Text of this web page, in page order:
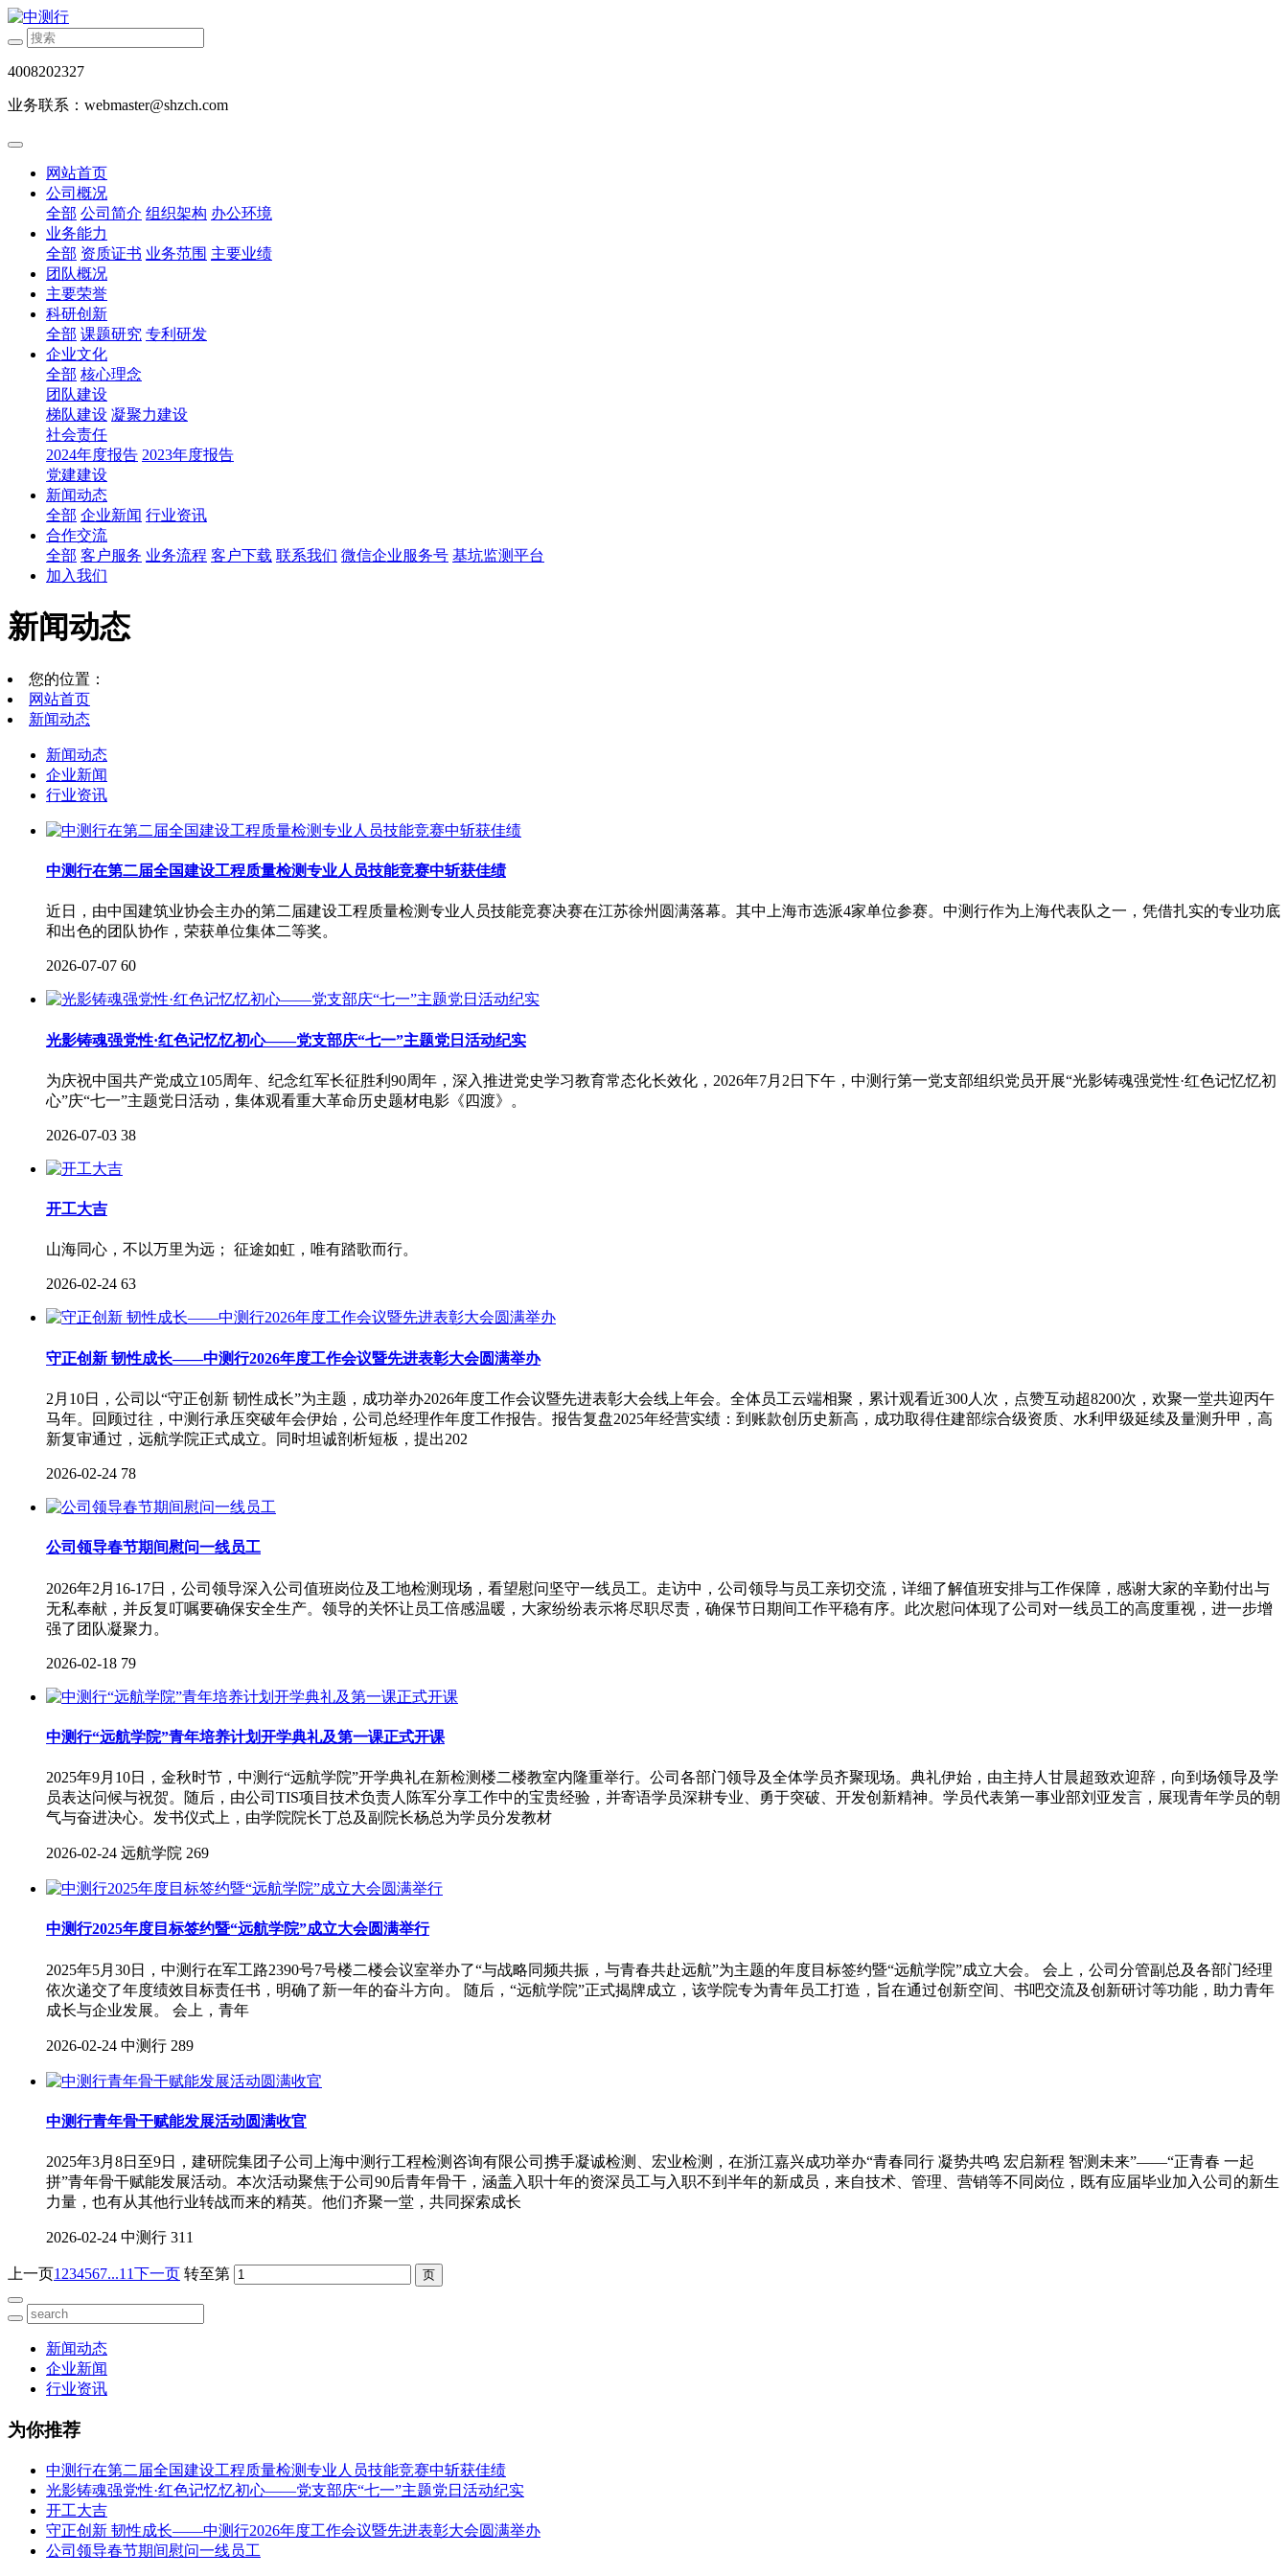
4008202327
业务联系：webmaster@shzch.com
网站首页
公司概况
全部 公司简介 组织架构 办公环境
业务能力
全部 资质证书 业务范围 主要业绩
团队概况
主要荣誉
科研创新
全部 课题研究 专利研发
企业文化
全部 核心理念
团队建设
梯队建设 凝聚力建设
社会责任
2024年度报告 2023年度报告
党建建设
新闻动态
全部 企业新闻 行业资讯
合作交流
全部 客户服务 业务流程 客户下载 联系我们 微信企业服务号 基坑监测平台
加入我们
新闻动态
您的位置：
网站首页
新闻动态
新闻动态
企业新闻
行业资讯
中测行在第二届全国建设工程质量检测专业人员技能竞赛中斩获佳绩
近日，由中国建筑业协会主办的第二届建设工程质量检测专业人员技能竞赛决赛在江苏徐州圆满落幕。其中上海市选派4家单位参赛。中测行作为上海代表队之一，凭借扎实的专业功底
和出色的团队协作，荣获单位集体二等奖。
2026-07-07 60
光影铸魂强党性·红色记忆忆初心——党支部庆“七一”主题党日活动纪实
为庆祝中国共产党成立105周年、纪念红军长征胜利90周年，深入推进党史学习教育常态化长效化，2026年7月2日下午，中测行第一党支部组织党员开展“光影铸魂强党性·红色记忆忆初
心”庆“七一”主题党日活动，集体观看重大革命历史题材电影《四渡》。
2026-07-03 38
开工大吉
山海同心，不以万里为远； 征途如虹，唯有踏歌而行。
2026-02-24 63
守正创新 韧性成长——中测行2026年度工作会议暨先进表彰大会圆满举办
2月10日，公司以“守正创新 韧性成长”为主题，成功举办2026年度工作会议暨先进表彰大会线上年会。全体员工云端相聚，累计观看近300人次，点赞互动超8200次，欢聚一堂共迎丙午
马年。回顾过往，中测行承压突破年会伊始，公司总经理作年度工作报告。报告复盘2025年经营实绩：到账款创历史新高，成功取得住建部综合级资质、水利甲级延续及量测升甲，高
新复审通过，远航学院正式成立。同时坦诚剖析短板，提出202
2026-02-24 78
公司领导春节期间慰问一线员工
2026年2月16-17日，公司领导深入公司值班岗位及工地检测现场，看望慰问坚守一线员工。走访中，公司领导与员工亲切交流，详细了解值班安排与工作保障，感谢大家的辛勤付出与
无私奉献，并反复叮嘱要确保安全生产。领导的关怀让员工倍感温暖，大家纷纷表示将尽职尽责，确保节日期间工作平稳有序。此次慰问体现了公司对一线员工的高度重视，进一步增
强了团队凝聚力。
2026-02-18 79
中测行“远航学院”青年培养计划开学典礼及第一课正式开课
2025年9月10日，金秋时节，中测行“远航学院”开学典礼在新检测楼二楼教室内隆重举行。公司各部门领导及全体学员齐聚现场。典礼伊始，由主持人甘晨超致欢迎辞，向到场领导及学
员表达问候与祝贺。随后，由公司TIS项目技术负责人陈军分享工作中的宝贵经验，并寄语学员深耕专业、勇于突破、开发创新精神。学员代表第一事业部刘亚发言，展现青年学员的朝
气与奋进决心。发书仪式上，由学院院长丁总及副院长杨总为学员分发教材
2026-02-24 远航学院 269
中测行2025年度目标签约暨“远航学院”成立大会圆满举行
2025年5月30日，中测行在军工路2390号7号楼二楼会议室举办了“与战略同频共振，与青春共赴远航”为主题的年度目标签约暨“远航学院”成立大会。 会上，公司分管副总及各部门经理
依次递交了年度绩效目标责任书，明确了新一年的奋斗方向。 随后，“远航学院”正式揭牌成立，该学院专为青年员工打造，旨在通过创新空间、书吧交流及创新研讨等功能，助力青年
成长与企业发展。 会上，青年
2026-02-24 中测行 289
中测行青年骨干赋能发展活动圆满收官
2025年3月8日至9日，建研院集团子公司上海中测行工程检测咨询有限公司携手凝诚检测、宏业检测，在浙江嘉兴成功举办“青春同行 凝势共鸣 宏启新程 智测未来”——“正青春 一起
拼”青年骨干赋能发展活动。本次活动聚焦于公司90后青年骨干，涵盖入职十年的资深员工与入职不到半年的新成员，来自技术、管理、营销等不同岗位，既有应届毕业加入公司的新生
力量，也有从其他行业转战而来的精英。他们齐聚一堂，共同探索成长
2026-02-24 中测行 311
上一页1 234567...11下一页 转至第
新闻动态
企业新闻
行业资讯
为你推荐
中测行在第二届全国建设工程质量检测专业人员技能竞赛中斩获佳绩
光影铸魂强党性·红色记忆忆初心——党支部庆“七一”主题党日活动纪实
开工大吉
守正创新 韧性成长——中测行2026年度工作会议暨先进表彰大会圆满举办
公司领导春节期间慰问一线员工